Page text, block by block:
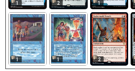
1 2 1
1 1 2